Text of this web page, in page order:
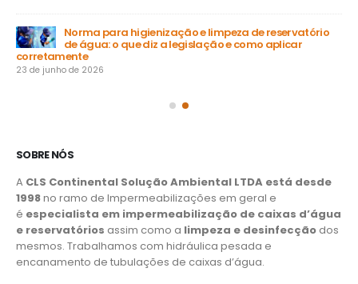
Norma para higienização e limpeza de reservatório
de água: o que diz a legislação e como aplicar
corretamente
23 de junho de 2026
SOBRE NÓS
A CLS Continental Solução Ambiental LTDA está desde
1998no ramo de Impermeabilizações em geral e
é especialista em impermeabilização de caixas d’água
e reservatórios assim como a limpeza e desinfecção dos
mesmos. Trabalhamos com hidráulica pesada e
encanamento de tubulações de caixas d’água.